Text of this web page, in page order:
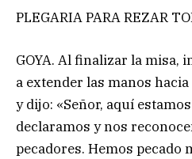
PLEGARIA PARA REZAR
GOYA. Al finalizar la misa,
a extender las manos
y dijo: «Señor, aquí
declaramos y nos
pecadores. Hemos pecado